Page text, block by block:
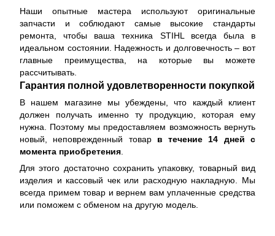
Наши опытные мастера используют оригинальные
запчасти и соблюдают самые высокие стандарты
ремонта, чтобы ваша техника STIHL всегда была в
идеальном состоянии. Надежность и долговечность – вот
главные преимущества, на которые вы можете
рассчитывать.
Гарантия полной удовлетворенности покупкой
В нашем магазине мы убеждены, что каждый клиент
должен получать именно ту продукцию, которая ему
нужна. Поэтому мы предоставляем возможность вернуть
новый, неповрежденный товар в течение 14 дней с
момента приобретения
Для этого достаточно сохранить упаковку, товарный вид
изделия и кассовый чек или расходную накладную. Мы
всегда примем товар и вернем вам уплаченные средства
или поможем с обменом на другую модель.